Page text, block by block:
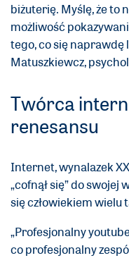
biżuterię. Myślę, że to
możliwość
tego, co się naprawdę
Matuszkiewcz,
Twórca
renesansu
Internet, wynalazek
„cofnął się” do swojej
się człowiekiem wielu
„Profesjonalny
co profesjonalny